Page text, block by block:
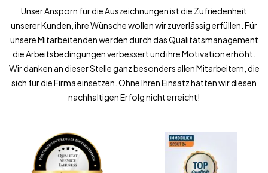
Unser Ansporn für die Auszeichnungen ist die Zufriedenheit
unserer Kunden, ihre Wünsche wollen wir zuverlässig erfüllen. Für
unsere Mitarbeitenden werden durch das Qualitätsmanagement
die Arbeitsbedingungen verbessert und ihre Motivation erhöht.
Wir danken an dieser Stelle ganz besonders allen Mitarbeitern, die
sich für die Firma einsetzen. Ohne Ihren Einsatz hätten wir diesen
nachhaltigen Erfolg nicht erreicht!